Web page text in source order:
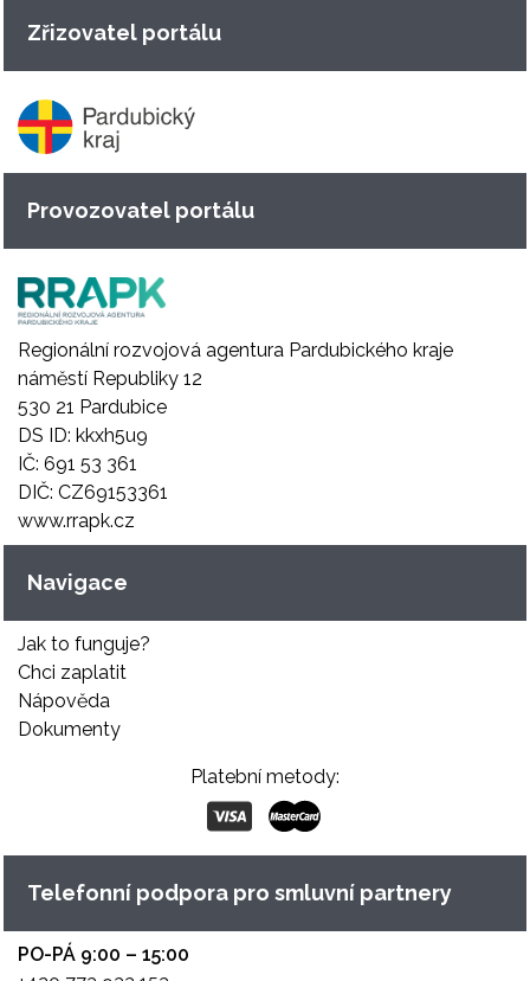
Zřizovatel portálu
Provozovatel portálu
Regionální rozvojová agentura Pardubického kraje
náměstí Republiky 12
530 21 Pardubice
DS ID: kkxh5u9
IČ: 691 53 361
DIČ: CZ69153361
www.rrapk.cz
Navigace
Jak to funguje?
Chci zaplatit
Nápověda
Dokumenty
Platební metody:
Telefonní podpora pro smluvní partnery
PO-PÁ 9:00 – 15:00